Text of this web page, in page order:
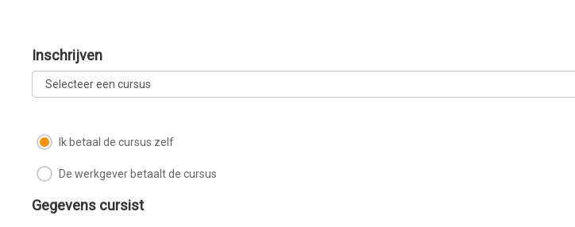
Inschrijven
Ik betaal de cursus zelf
De werkgever betaalt de cursus
Gegevens cursist